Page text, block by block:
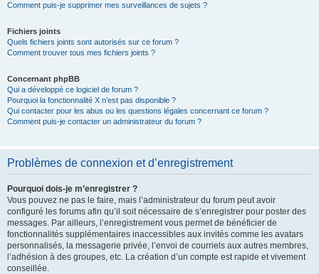
Comment puis-je supprimer mes surveillances de sujets ?
Fichiers joints
Quels fichiers joints sont autorisés sur ce forum ?
Comment trouver tous mes fichiers joints ?
Concernant phpBB
Qui a développé ce logiciel de forum ?
Pourquoi la fonctionnalité X n’est pas disponible ?
Qui contacter pour les abus ou les questions légales concernant ce forum ?
Comment puis-je contacter un administrateur du forum ?
Problèmes de connexion et d’enregistrement
Pourquoi dois-je m’enregistrer ?
Vous pouvez ne pas le faire, mais l’administrateur du forum peut avoir
configuré les forums afin qu’il soit nécessaire de s’enregistrer pour poster des
messages. Par ailleurs, l’enregistrement vous permet de bénéficier de
fonctionnalités supplémentaires inaccessibles aux invités comme les avatars
personnalisés, la messagerie privée, l’envoi de courriels aux autres membres,
l’adhésion à des groupes, etc. La création d’un compte est rapide et vivement
conseillée.